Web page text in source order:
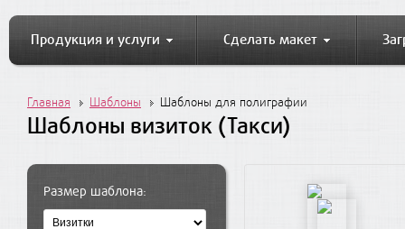
Продукция и услуги Сделать макет
Главная Шаблоны Шаблоны для полиграфии
Шаблоны визиток (Такси)
Размер шаблона: